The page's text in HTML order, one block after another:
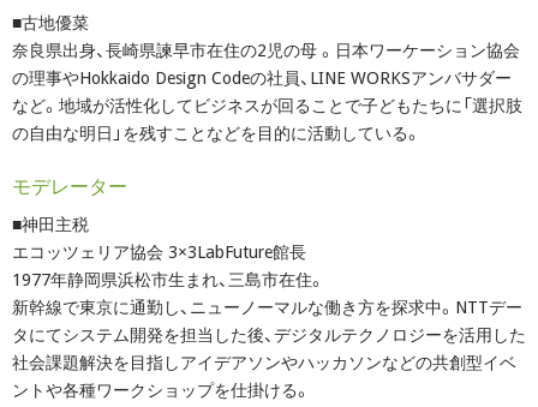
■古地優菜
奈良県出身、長崎県諫早市在住の2児の母 。日本ワーケーション協会
の理事やHokkaido Design Codeの社員、LINE WORKSアンバサダー
など。地域が活性化してビジネスが回ることで子どもたちに「選択肢
の自由な明日」を残すことなどを目的に活動している。
モデレーター
■神田主税
エコッツェリア協会 3×3LabFuture館長
1977年静岡県浜松市生まれ、三島市在住。
新幹線で東京に通勤し、ニューノーマルな働き方を探求中。NTTデー
タにてシステム開発を担当した後、デジタルテクノロジーを活用した
社会課題解決を目指しアイデアソンやハッカソンなどの共創型イベ
ントや各種ワークショップを仕掛ける。